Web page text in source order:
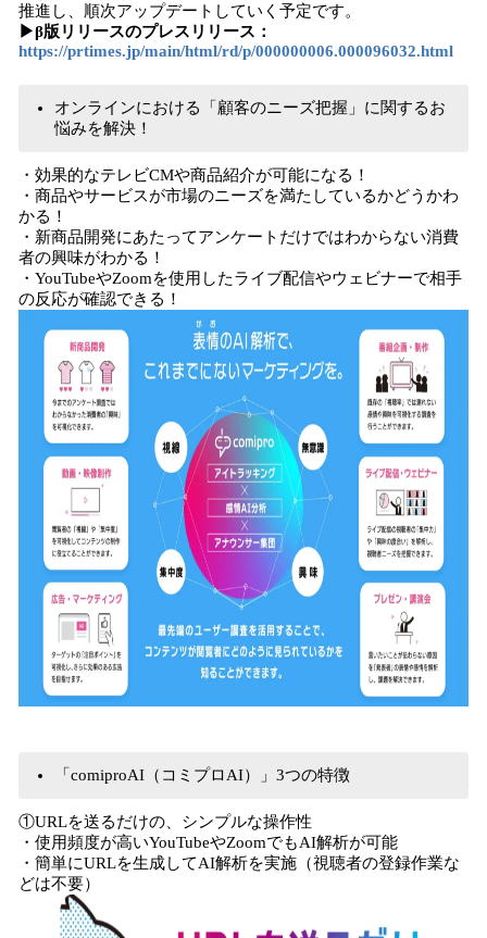
推進し、順次アップデートしていく予定です。
▶︎β版リリースのプレスリリース：
https://prtimes.jp/main/html/rd/p/000000006.000096032.html
オンラインにおける「顧客のニーズ把握」に関するお
悩みを解決！
・効果的なテレビCMや商品紹介が可能になる！
・商品やサービスが市場のニーズを満たしているかどうかわ
かる！
・新商品開発にあたってアンケートだけではわからない消費
者の興味がわかる！
・YouTubeやZoomを使用したライブ配信やウェビナーで相手
の反応が確認できる！
「comiproAI（コミプロAI）」3つの特徴
①URLを送るだけの、シンプルな操作性
・使用頻度が高いYouTubeやZoomでもAI解析が可能
・簡単にURLを生成してAI解析を実施（視聴者の登録作業な
どは不要）